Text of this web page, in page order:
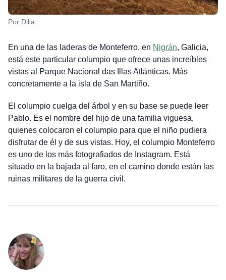
Por Dilia
En una de las laderas de Monteferro, en Nigrán, Galicia,
está este particular columpio que ofrece unas increíbles
vistas al Parque Nacional das Illas Atlánticas. Más
concretamente a la isla de San Martiño.
El columpio cuelga del árbol y en su base se puede leer
Pablo. Es el nombre del hijo de una familia viguesa,
quienes colocaron el columpio para que el niño pudiera
disfrutar de él y de sus vistas. Hoy, el columpio Monteferro
es uno de los más fotografiados de Instagram. Está
situado en la bajada al faro, en el camino donde están las
ruinas militares de la guerra civil.